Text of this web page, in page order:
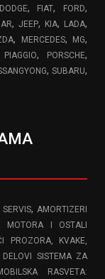
DODGE, FIAT, FORD,
, JEEP, KIA, LADA,
, MERCEDES, MG,
PIAGGIO, PORSCHE,
,SUBARU,
SERVIS,AMORTIZERI
MOTORA I OSTALI
PROZORA, KVAKE,
DELOVI SISTEMA ZA
RASVETA: